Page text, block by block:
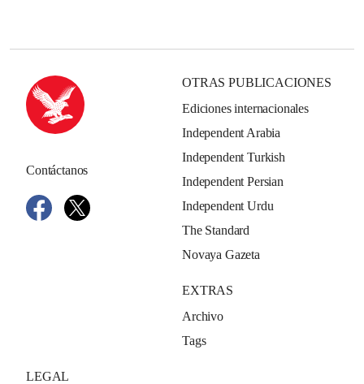
Contáctanos
OTRAS PUBLICACIONES
Ediciones internacionales
Independent Arabia
Independent Turkish
Independent Persian
Independent Urdu
The Standard
Novaya Gazeta
EXTRAS
Archivo
Tags
LEGAL